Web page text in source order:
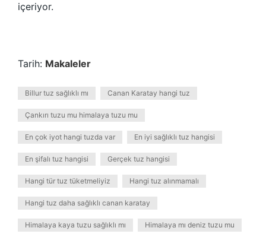
içeriyor.
Tarih: Makaleler
Billur tuz sağlıklı mı Canan Karatay hangi tuz
Çankırı tuzu mu himalaya tuzu mu
En çok iyot hangi tuzda var En iyi sağlıklı tuz hangisi
En şifalı tuz hangisi Gerçek tuz hangisi
Hangi tür tuz tüketmeliyiz Hangi tuz alınmamalı
Hangi tuz daha sağlıklı canan karatay
Himalaya kaya tuzu sağlıklı mı Himalaya mı deniz tuzu mu